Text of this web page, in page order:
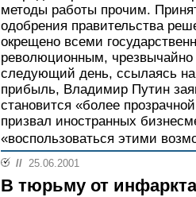
методы работы прочим.
одобрения правительства
окрещено всеми
революционным,
следующий день, ссылаясь
прибыль, Владимир Путин
становится «более
призвал иностранных
«воспользоваться этими
// 25.06.2001
В тюрьму от инфаркта